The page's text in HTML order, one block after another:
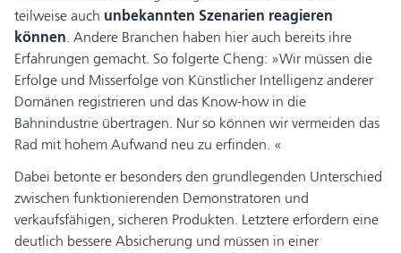
teilweise auch unbekannten Szenarien reagieren
können. Andere Branchen haben hier auch bereits ihre
Erfahrungen gemacht. So folgerte Cheng: »Wir müssen die
Erfolge und Misserfolge von Künstlicher Intelligenz anderer
Domänen registrieren und das Know-how in die
Bahnindustrie übertragen. Nur so können wir vermeiden das
Rad mit hohem Aufwand neu zu erfinden. «
Dabei betonte er besonders den grundlegenden Unterschied
zwischen funktionierenden Demonstratoren und
verkaufsfähigen, sicheren Produkten. Letztere erfordern eine
deutlich bessere Absicherung und müssen in einer